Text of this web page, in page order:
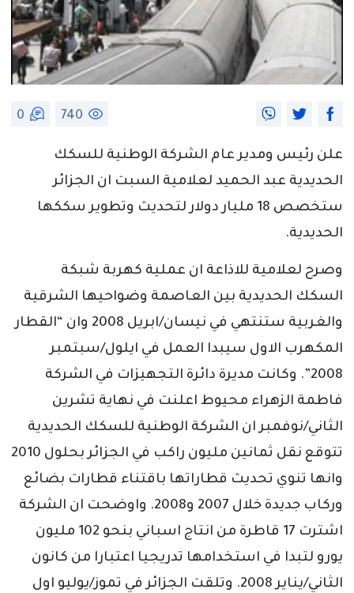
740
0
علن رئيس ومدير عام الشركة الوطنية للسكك
الحديدية عبد الحميد لعلامية السبت ان الجزائر
ستخصص 18 مليار دولار لتحديث وتطوير سككها
الحديدية.
وصرح لعلامية للاذاعة ان عملية كهربة شبكة
السكك الحديدية بين العاصمة وضواحيها الشرقية
والغربية ستنتهي في نيسان/ابريل 2008 وان “القطار
المكهرب الاول سيبدا العمل في ايلول/سبتمبر
2008”. وكانت مديرة دائرة التجهيزات في الشركة
فاطمة الزهراء محيوط اعلنت في نهاية تشرين
الثاني/نوفمبر ان الشركة الوطنية للسكك الحديدية
تتوقع نقل ثمانين مليون راكب في الجزائر بحلول 2010
وانها تنوي تحديث قطاراتها باقتناء قطارات بضائع
وركاب جديدة خلال 2007 و2008. واوضحت ان الشركة
اشترت 17 قاطرة من انتاج اسباني بنحو 102 مليون
يورو لتبدا في استخدامها تدريجيا اعتبارا من كانون
الثاني/يناير 2008. وتلقت الجزائر في تموز/يوليو اول